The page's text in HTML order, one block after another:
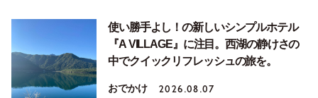
使い勝手よし！の新しいシンプルホテル
『A VILLAGE』に注目。西湖の静けさの
中でクイックリフレッシュの旅を。
おでかけ 2026.08.07